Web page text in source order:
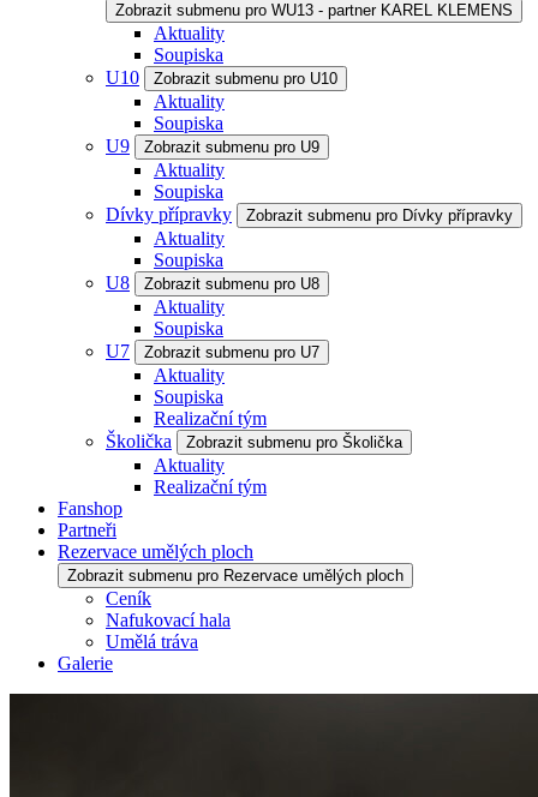
Zobrazit submenu pro WU13 - partner KAREL KLEMENS
Aktuality
Soupiska
U10
Zobrazit submenu pro U10
Aktuality
Soupiska
U9
Zobrazit submenu pro U9
Aktuality
Soupiska
Dívky přípravky
Zobrazit submenu pro Dívky přípravky
Aktuality
Soupiska
U8
Zobrazit submenu pro U8
Aktuality
Soupiska
U7
Zobrazit submenu pro U7
Aktuality
Soupiska
Realizační tým
Školička
Zobrazit submenu pro Školička
Aktuality
Realizační tým
Fanshop
Partneři
Rezervace umělých ploch
Zobrazit submenu pro Rezervace umělých ploch
Ceník
Nafukovací hala
Umělá tráva
Galerie